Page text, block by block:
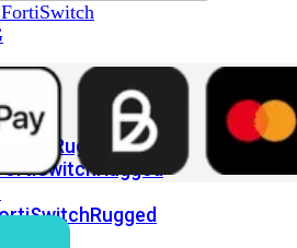
FortiSwitch